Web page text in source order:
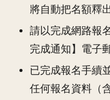
將自動把名額釋
請以完成網路報
完成通知】電子
已完成報名手續
任何報名資料（